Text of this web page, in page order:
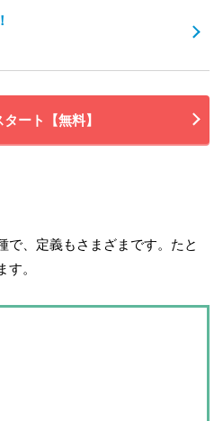
ート【無料】
で、定義もさまざまです。たと
。